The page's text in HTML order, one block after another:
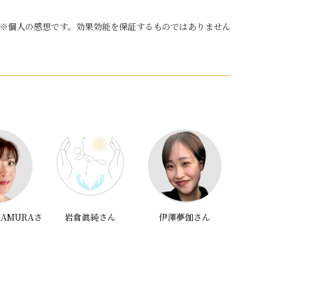
※個人の感想です。効果効能を保証するものではありません
さ
岩倉眞純さん 伊澤夢伽さん